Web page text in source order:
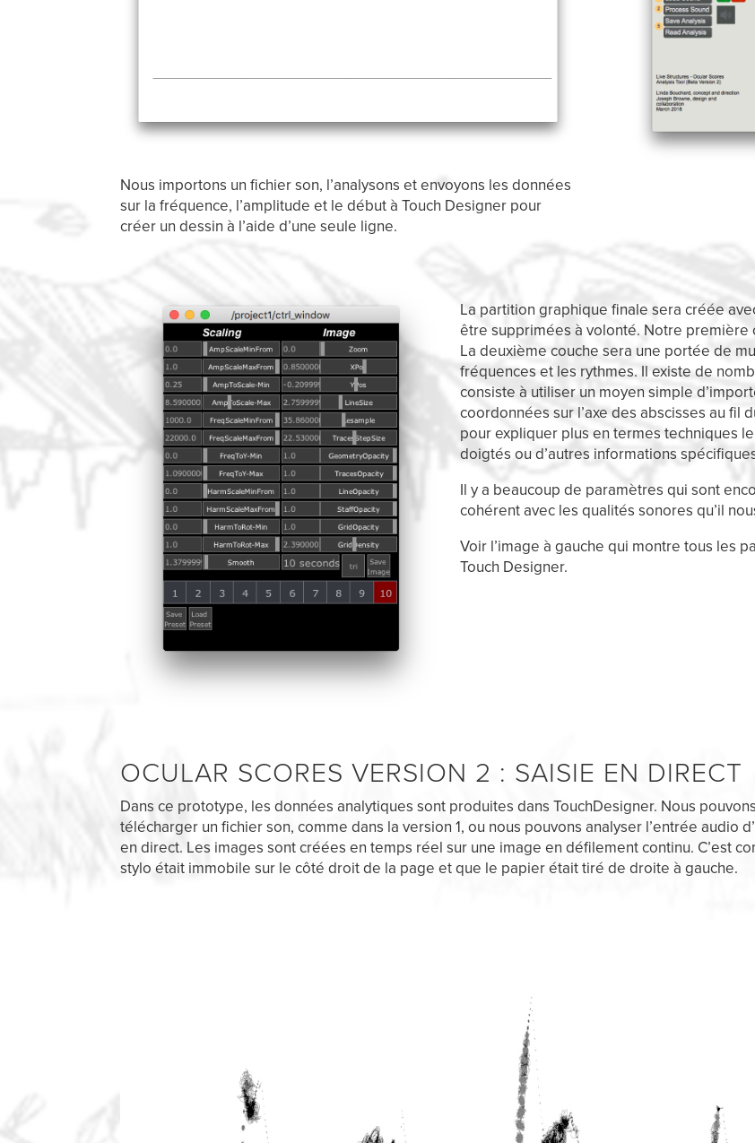
Nous importons un fichier son, l’analysons et envoyons les données
sur la fréquence, l’amplitude et le début à Touch Designer pour
créer un dessin à l’aide d’une seule ligne.
La partition graphique finale sera créée
être supprimées à volonté. Notre première
La deuxième couche sera une portée de
fréquences et les rythmes. Il existe de
consiste à utiliser un moyen simple
coordonnées sur l’axe des abscisses au fil
pour expliquer plus en termes techniques
doigtés ou d’autres informations
Il y a beaucoup de paramètres qui sont
cohérent avec les qualités sonores qu’il
Voir l’image à gauche qui montre tous les
Touch Designer.
OCULAR SCORES VERSION 2 : SAISIE EN DIRECT
Dans ce prototype, les données analytiques sont produites dans TouchDesigner. Nous pouvons
télécharger un fichier son, comme dans la version 1, ou nous pouvons analyser l’entrée audio
en direct. Les images sont créées en temps réel sur une image en défilement continu. C’est
stylo était immobile sur le côté droit de la page et que le papier était tiré de droite à gauche.